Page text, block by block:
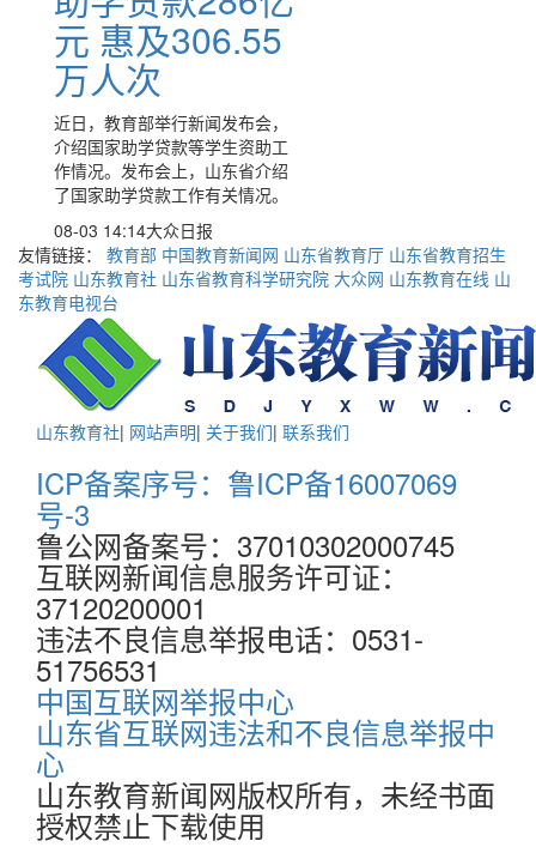
元 惠及306.55
万人次
近日，教育部举行新闻发布会，
介绍国家助学贷款等学生资助工
作情况。发布会上，山东省介绍
了国家助学贷款工作有关情况。
08-03 14:14大众日报
友情链接： 教育部 中国教育新闻网 山东省教育厅 山东省教育招生
考试院 山东教育社 山东省教育科学研究院 大众网 山东教育在线 山
东教育电视台
山东教育社| 网站声明| 关于我们| 联系我们
ICP备案序号：鲁ICP备16007069
号-3
鲁公网备案号：37010302000745
互联网新闻信息服务许可证：
37120200001
违法不良信息举报电话：0531-
51756531
中国互联网举报中心
山东省互联网违法和不良信息举报中
心
山东教育新闻网版权所有，未经书面
授权禁止下载使用